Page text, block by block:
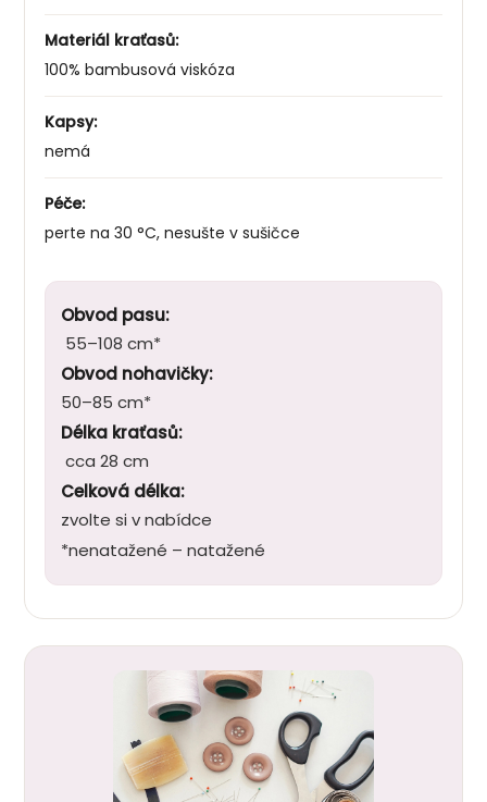
Materiál kraťasů:
100% bambusová viskóza
Kapsy:
nemá
Péče:
perte na 30 °C, nesušte v sušičce
Obvod pasu:
55–108 cm*
Obvod nohavičky:
50–85 cm*
Délka kraťasů:
cca 28 cm
Celková délka:
zvolte si v nabídce
*nenatažené – natažené